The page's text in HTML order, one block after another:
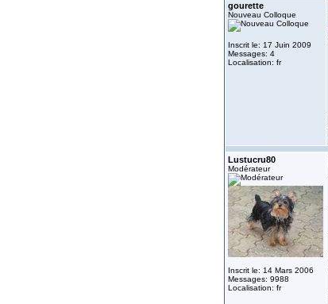
gourette
Nouveau Colloque
Inscrit le: 17 Juin 2009
Messages: 4
Localisation: fr
Lustucru80
Modérateur
Inscrit le: 14 Mars 2006
Messages: 9988
Localisation: fr